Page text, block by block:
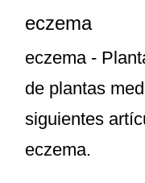
eczema
eczema-
de plantas
siguientes
eczema.